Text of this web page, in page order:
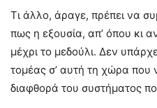
Τι άλλο, άραγε, πρέπει να
πως η εξουσία, απ’ όπου κι
μέχρι το μεδούλι. Δεν
τομέας σ’ αυτή τη χώρα που
διαφθορά του συστήματος